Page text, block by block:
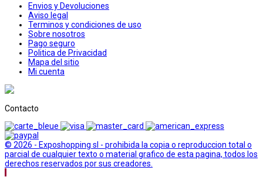
Envios y Devoluciones
Aviso legal
Terminos y condiciones de uso
Sobre nosotros
Pago seguro
Politica de Privacidad
Mapa del sitio
Mi cuenta
Contacto
© 2026 - Exposhopping sl - prohibida la copia o reproduccion total o
parcial de cualquier texto o material grafico de esta pagina, todos los
derechos reservados por sus creadores.